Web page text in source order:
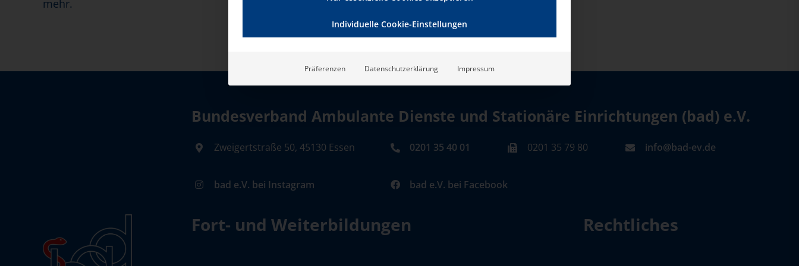
mehr.
Bundesverband Ambulante Dienste und Stationäre Einrichtungen (bad) e.V.
Zweigertstraße 50, 45130 Essen 0201 35 40 01 0201 35 79 80 info@bad-ev.de
bad e.V. bei Instagram bad e.V. bei Facebook
Fort- und Weiterbildungen Rechtliches
Individuelle Cookie-Einstellungen
Präferenzen Datenschutzerklärung Impressum